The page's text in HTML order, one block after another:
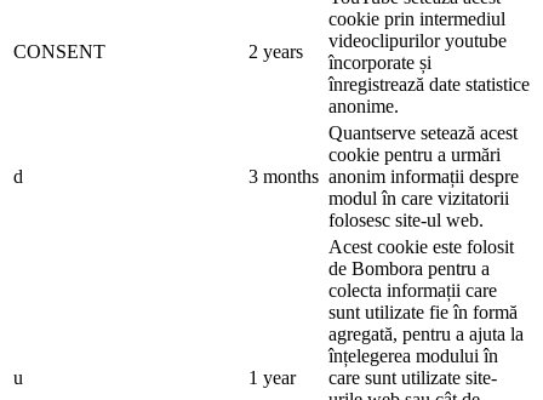
CONSENT 2 years
cookie prin intermediul
videoclipurilor youtube
încorporate și
înregistrează date statistice
anonime.
d 3 months
Quantserve setează acest
cookie pentru a urmări
anonim informații despre
modul în care vizitatorii
folosesc site-ul web.
u 1 year
Acest cookie este folosit
de Bombora pentru a
colecta informații care
sunt utilizate fie în formă
agregată, pentru a ajuta la
înțelegerea modului în
care sunt utilizate site-